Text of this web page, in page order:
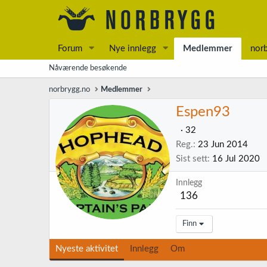
Forum Nye innlegg Medlemmer
Nåværende besøkende
norbrygg.no Medlemmer
Espen93
· 32
Reg. 23 Jun 2014
Sist sett 16 Jul 2020
Innlegg
136
Finn
Nyeste aktivitet Innlegg Om